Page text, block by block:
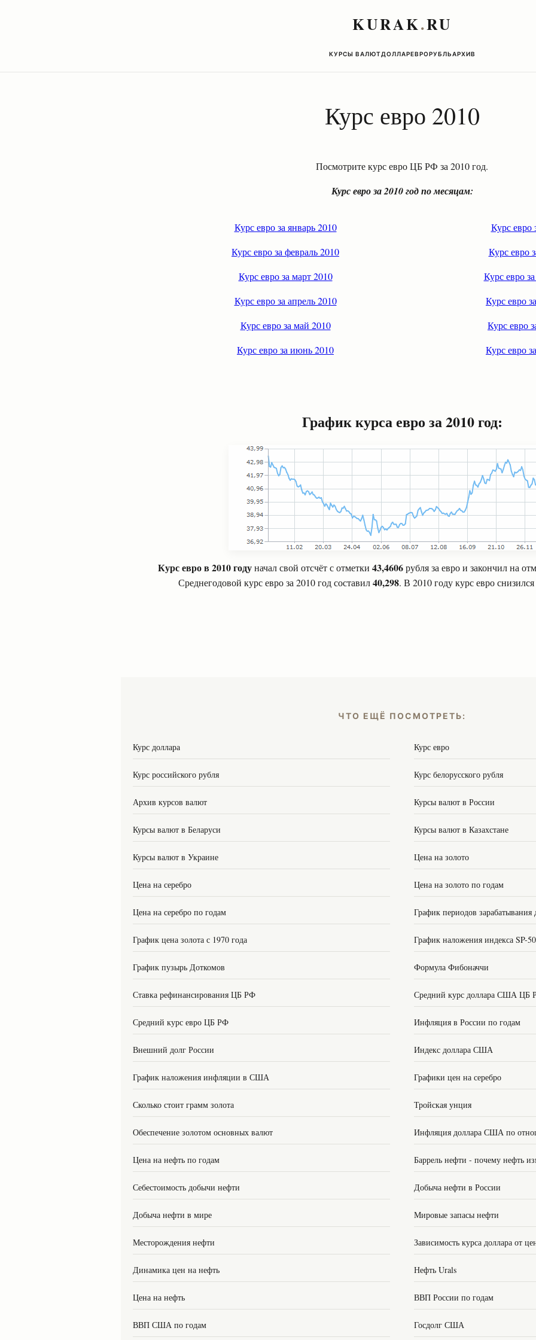
KURAK.RU
КУРСЫ ВАЛЮТДОЛЛАРЕВРОРУБЛЬАРХИВ
Курс евро 2010
Посмотрите курс евро ЦБ РФ за 2010 год.
Курс евро за 2010 год по месяцам:
Курс евро за январь 2010
Курс евро за февраль 2010
Курс евро за март 2010
Курс евро за апрель 2010
Курс евро за май 2010
Курс евро за июнь 2010
Курс евро
Курс евро
Курс евро
Курс евро
Курс евро
Курс евро
График курса евро за 2010 год:
Курс евро в 2010 годуначал свой отсчёт с отметки 43,4606рубля за евро и закончил на
Среднегодовой курс евро за 2010 год составил40,298. В 2010 году курс евро
ЧТО ЕЩЁ ПОСМОТРЕТЬ:
Курс доллара Курс евро
Курс российского рубля Курс белорусского рубля
Архив курсов валют Курсы валют в России
Курсы валют в Беларуси Курсы валют в Казахстане
Курсы валют в Украине Цена на золото
Цена на серебро Цена на золото по годам
Цена на серебро по годам График периодов зарабатывания
График цена золота с 1970 года График наложения индекса SP-
График пузырь Доткомов Формула Фибоначчи
Ставка рефинансирования ЦБ РФ Средний курс доллара США ЦБ
Средний курс евро ЦБ РФ Инфляция в России по годам
Внешний долг России Индекс доллара США
График наложения инфляции в США Графики цен на серебро
Сколько стоит грамм золота Тройская унция
Обеспечение золотом основных валют Инфляция доллара США по
Цена на нефть по годам Баррель нефти - почему нефть
Себестоимость добычи нефти Добыча нефти в России
Добыча нефти в мире Мировые запасы нефти
Месторождения нефти Зависимость курса доллара от
Динамика цен на нефть Нефть Urals
Цена на нефть ВВП России по годам
ВВП США по годам Госдолг США